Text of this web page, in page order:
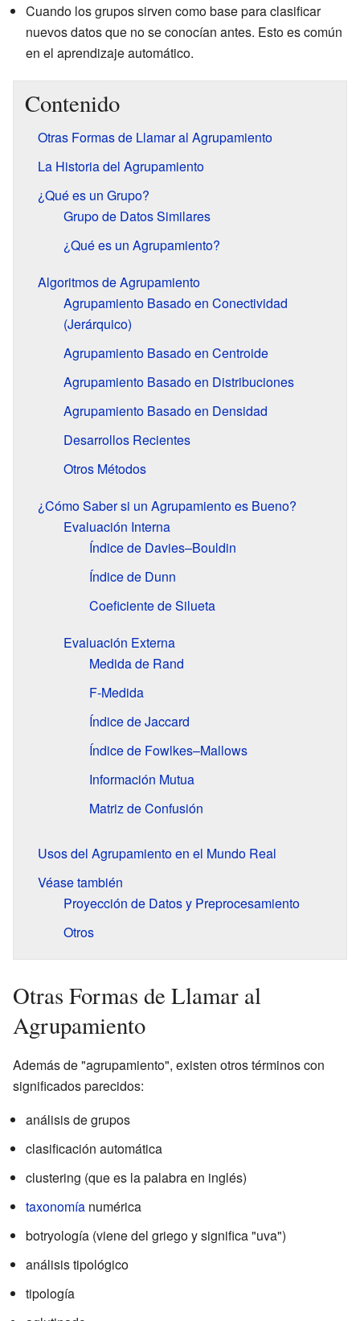
Cuando los grupos sirven como base para clasificar
nuevos datos que no se conocían antes. Esto es común
en el aprendizaje automático.
Contenido
Otras Formas de Llamar al Agrupamiento
La Historia del Agrupamiento
¿Qué es un Grupo?
Grupo de Datos Similares
¿Qué es un Agrupamiento?
Algoritmos de Agrupamiento
Agrupamiento Basado en Conectividad
(Jerárquico)
Agrupamiento Basado en Centroide
Agrupamiento Basado en Distribuciones
Agrupamiento Basado en Densidad
Desarrollos Recientes
Otros Métodos
¿Cómo Saber si un Agrupamiento es Bueno?
Evaluación Interna
Índice de Davies–Bouldin
Índice de Dunn
Coeficiente de Silueta
Evaluación Externa
Medida de Rand
F-Medida
Índice de Jaccard
Índice de Fowlkes–Mallows
Información Mutua
Matriz de Confusión
Usos del Agrupamiento en el Mundo Real
Véase también
Proyección de Datos y Preprocesamiento
Otros
Otras Formas de Llamar al
Agrupamiento
Además de "agrupamiento", existen otros términos con
significados parecidos:
análisis de grupos
clasificación automática
clustering (que es la palabra en inglés)
taxonomía numérica
botryología (viene del griego y significa "uva")
análisis tipológico
tipología